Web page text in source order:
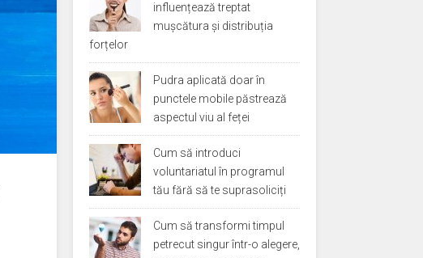
influențează treptat
mușcătura și distribuția
forțelor
Pudra aplicată doar în
punctele mobile păstrează
aspectul viu al feței
Cum să introduci
voluntariatul în programul
tău fără să te suprasoliciți
Cum să transformi timpul
petrecut singur într-o alegere,